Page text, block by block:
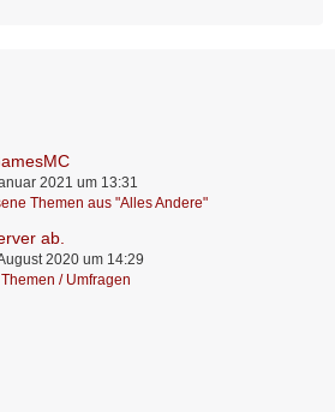
2021 um 13:31
Themen aus "Alles Andere"
ab.
2020 um 14:29
/ Umfragen